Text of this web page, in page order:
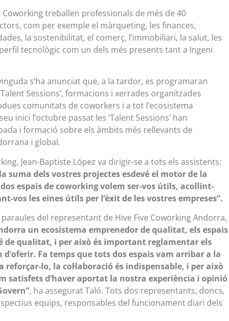
treballen professionals de més de 40
com per exemple el màrqueting, les finances,
la sostenibilitat, el comerç, l’immobiliari, la salut, les
tecnològic com un dels més presents tant a Ingeni
s’ha anunciat que, a la tardor, es programaran
Sessions’, formacions i xerrades organitzades
comunitats de coworkers i a tot l’ecosistema
inici l’octubre passat les ‘Talent Sessions’ han
i formació sobre els àmbits més rellevants de
i global.
Jean-Baptiste López va dirigir-se a tots els assistents:
suma dels vostres projectes esdevé el motor de la
espais de coworking volem ser-vos útils, acollint-
vos les eines útils per l’èxit de les vostres empreses”.
del representant de Hive Five Coworking Andorra,
un ecosistema emprenedor de qualitat, els espais
de qualitat, i per això és important reglamentar els
Fa temps que tots dos espais vam arribar a la
lo, la col·laboració és indispensable, i per això
satisfets d’haver aportat la nostra experiència i opinió
, ha assegurat Taló. Tots dos representants, doncs,
equips, responsables del funcionament diari dels